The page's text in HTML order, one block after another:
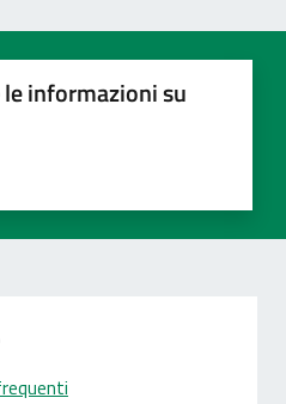
informazioni su
su 5
su 5
5